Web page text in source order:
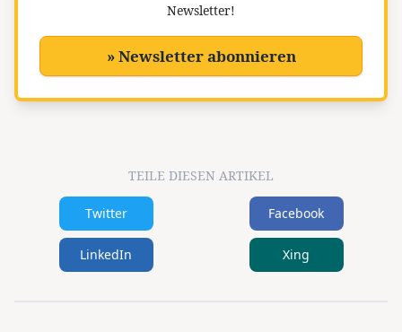
Newsletter!
» Newsletter abonnieren
TEILE DIESEN ARTIKEL
Twitter Facebook
LinkedIn Xing